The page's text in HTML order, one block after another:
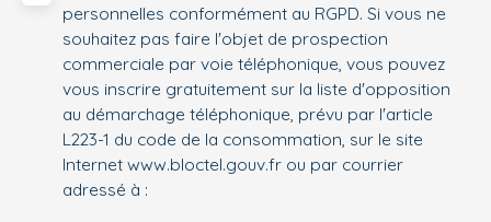
personnelles conformément au RGPD. Si vous ne
souhaitez pas faire l'objet de prospection
commerciale par voie téléphonique, vous pouvez
vous inscrire gratuitement sur la liste d'opposition
au démarchage téléphonique, prévu par l'article
L223-1 du code de la consommation, sur le site
Internet www.bloctel.gouv.fr ou par courrier
adressé à :